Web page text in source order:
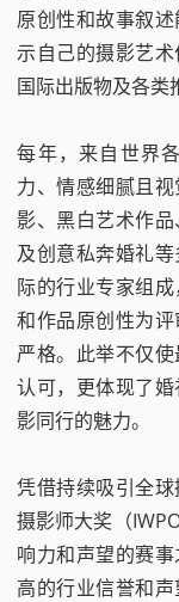
原创性和故事叙
示自己的摄影艺术
国际出版物及各类
每年，来自世界
力、情感细腻且
影、黑白艺术作
及创意私奔婚礼
际的行业专家组
和作品原创性为评
严格。此举不仅
认可，更体现了
影同行的魅力。
凭借持续吸引全
摄影师大奖（
响力和声望的赛
高的行业信誉和